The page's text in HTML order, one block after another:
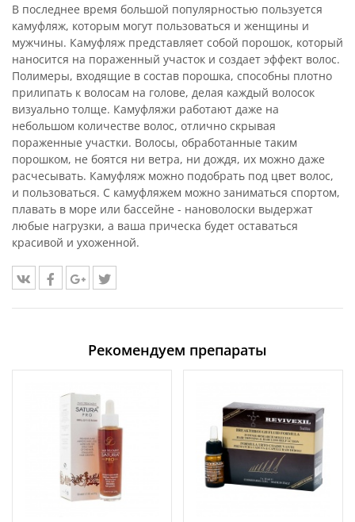
В последнее время большой популярностью пользуется
камуфляж, которым могут пользоваться и женщины и
мужчины. Камуфляж представляет собой порошок, который
наносится на пораженный участок и создает эффект волос.
Полимеры, входящие в состав порошка, способны плотно
прилипать к волосам на голове, делая каждый волосок
визуально толще. Камуфляжи работают даже на
небольшом количестве волос, отлично скрывая
пораженные участки. Волосы, обработанные таким
порошком, не боятся ни ветра, ни дождя, их можно даже
расчесывать. Камуфляж можно подобрать под цвет волос,
и пользоваться. С камуфляжем можно заниматься спортом,
плавать в море или бассейне - нановолоски выдержат
любые нагрузки, а ваша прическа будет оставаться
красивой и ухоженной.
Рекомендуем препараты